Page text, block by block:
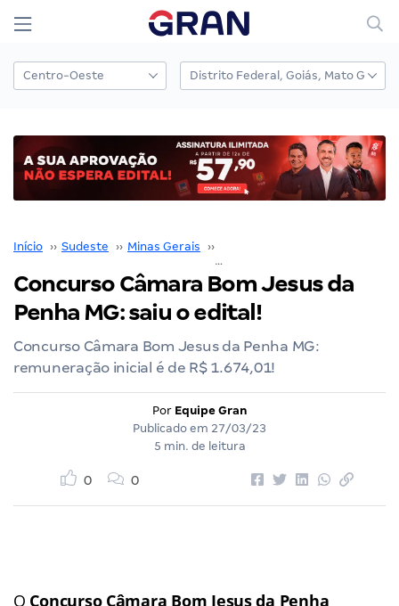
Início ›› Sudeste ›› Minas Gerais ››
Concurso Câmara Bom Jesus da
Penha MG: saiu o edital!
Concurso Câmara Bom Jesus da Penha MG:
remuneração inicial é de R$ 1.674,01!
Por Equipe Gran
Publicado em 27/03/23
5 min. de leitura
0 0
O Concurso Câmara Bom Jesus da Penha